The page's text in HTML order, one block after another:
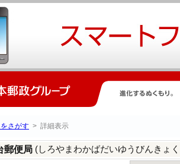
さがす > 詳細表示
郵便局 (しろやまわかばだいゆうびんきょ